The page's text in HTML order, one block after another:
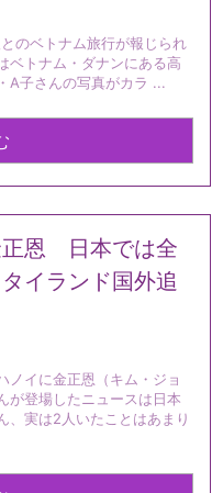
のベトナム旅行が報じられ
ベトナム・ダナンにある高
A子さんの写真がカラ ...
正恩 日本では全
イランド国外追
ノイに金正恩（キム・ジョ
が登場したニュースは日本
、実は2人いたことはあまり